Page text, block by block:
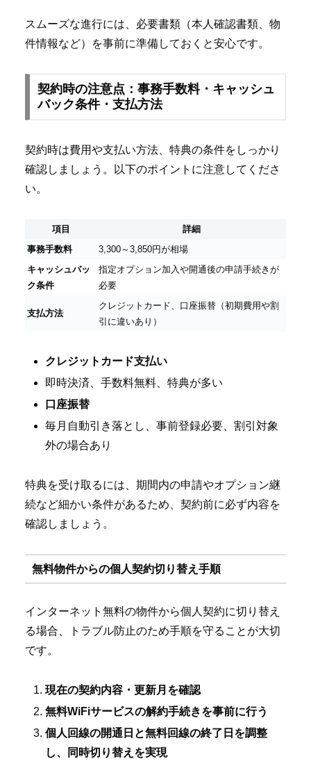
スムーズな進行には、必要書類（本人確認書類、物
件情報など）を事前に準備しておくと安心です。
契約時の注意点：事務手数料・キャッシュ
バック条件・支払方法
契約時は費用や支払い方法、特典の条件をしっかり
確認しましょう。以下のポイントに注意してくださ
い。
項目
詳細
事務手数料
3,300～3,850円が相場
キャッシュバッ
ク条件
指定オプション加入や開通後の申請手続きが
必要
支払方法
クレジットカード、口座振替（初期費用や割
引に違いあり）
クレジットカード支払い
即時決済、手数料無料、特典が多い
口座振替
毎月自動引き落とし、事前登録必要、割引対象
外の場合あり
特典を受け取るには、期間内の申請やオプション継
続など細かい条件があるため、契約前に必ず内容を
確認しましょう。
無料物件からの個人契約切り替え手順
インターネット無料の物件から個人契約に切り替え
る場合、トラブル防止のため手順を守ることが大切
です。
現在の契約内容・更新月を確認
無料WiFiサービスの解約手続きを事前に行う
個人回線の開通日と無料回線の終了日を調整
し、同時切り替えを実現